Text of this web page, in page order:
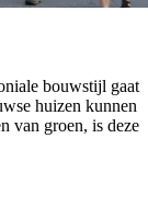
bouwstijl gaat
huizen kunnen
van groen, is deze